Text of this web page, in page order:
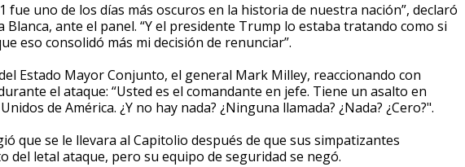
fue uno de los días más oscuros en la historia de nuestra nación”, declaró
Blanca, ante el panel. “Y el presidente Trump lo estaba tratando como si
eso consolidó más mi decisión de renunciar”.
Estado Mayor Conjunto, el general Mark Milley, reaccionando con
el ataque: “Usted es el comandante en jefe. Tiene un asalto en
de América. ¿Y no hay nada? ¿Ninguna llamada? ¿Nada? ¿Cero?".
que se le llevara al Capitolio después de que sus simpatizantes
letal ataque, pero su equipo de seguridad se negó.